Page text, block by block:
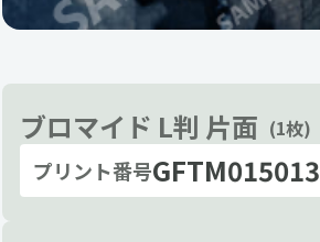
ブロマイド L判 片面 (1枚)
プリント番号GFTM015013